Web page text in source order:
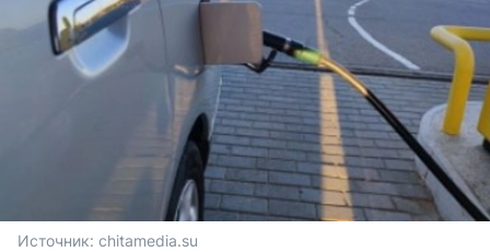
Источник: chitamedia.su